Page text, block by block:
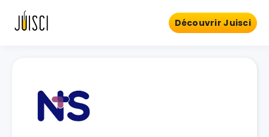
Découvrir Juisci